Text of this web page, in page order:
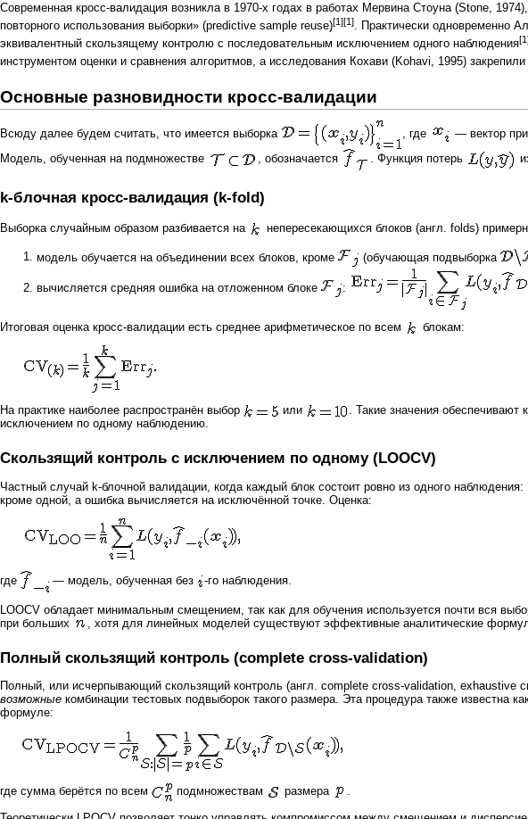
Современная кросс-валидация возникла в 1970-х годах в работах Мервина Стоуна (Stone,
повторного использования выборки» (predictive sample reuse)[1][1] . Практически одновременно
эквивалентный скользящему контролю с последовательным исключением одного наблюдения
инструментом оценки и сравнения алгоритмов, а исследования Кохави (Kohavi, 1995)
Основные разновидности кросс-валидации
Всюду далее будем считать, что имеется выборка , где — вектор
Модель, обученная на подмножестве
, обозначается . Функция потерь
k-блочная кросс-валидация (k-fold)
Выборка случайным образом разбивается на непересекающихся блоков (англ. folds)
модель обучается на объединении всех блоков, кроме (обучающая подвыборка
вычисляется средняя ошибка на отложенном блоке :
Итоговая оценка кросс-валидации есть среднее арифметическое по всем блокам:
На практике наиболее распространён выбор или . Такие значения
исключением по одному наблюдению.
Скользящий контроль с исключением по одному (LOOCV)
Частный случай k-блочной валидации, когда каждый блок состоит ровно из одного наблюдения:
кроме одной, а ошибка вычисляется на исключённой точке. Оценка:
где — модель, обученная без -го наблюдения.
LOOCV обладает минимальным смещением, так как для обучения используется почти вся
при больших
, хотя для линейных моделей существуют эффективные аналитические
Полный скользящий контроль (complete cross-validation)
Полный, или исчерпывающий скользящий контроль (англ. complete cross-validation, exhaustive
возможные комбинации тестовых подвыборок такого размера. Эта процедура также известна
формуле:
где сумма берётся по всем подмножествам размера .